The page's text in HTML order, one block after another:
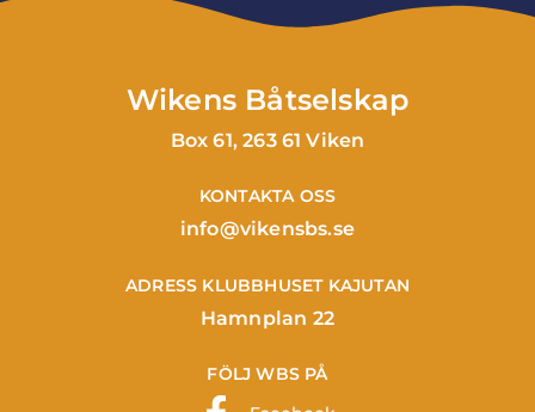
Wikens Båtselskap
Box 61, 263 61 Viken
KONTAKTA OSS
info@vikensbs.se
ADRESS KLUBBHUSET KAJUTAN
Hamnplan 22
FÖLJ WBS PÅ